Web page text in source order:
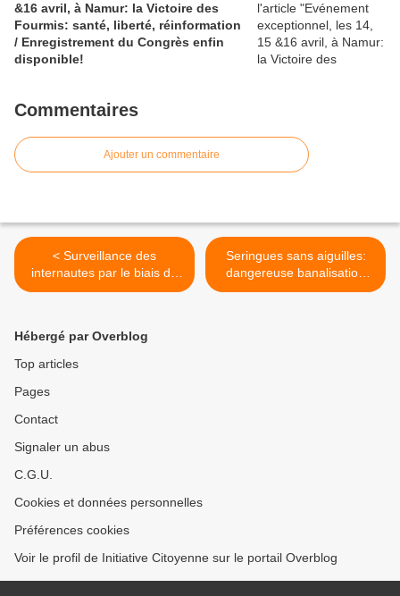
&16 avril, à Namur: la Victoire des
Fourmis: santé, liberté, réinformation
/ Enregistrement du Congrès enfin
disponible!
Commentaires
Ajouter un commentaire
< Surveillance des
internautes par le biais de
mots-clés... au prétexte de
Seringues sans aiguilles:
dangereuse banalisation
des vaccins >
Hébergé par Overblog
Top articles
Pages
Contact
Signaler un abus
C.G.U.
Cookies et données personnelles
Préférences cookies
Voir le profil de Initiative Citoyenne sur le portail Overblog